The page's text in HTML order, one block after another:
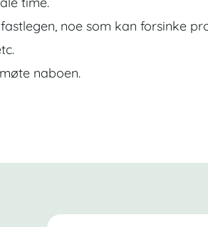
noe som kan forsinke
naboen.